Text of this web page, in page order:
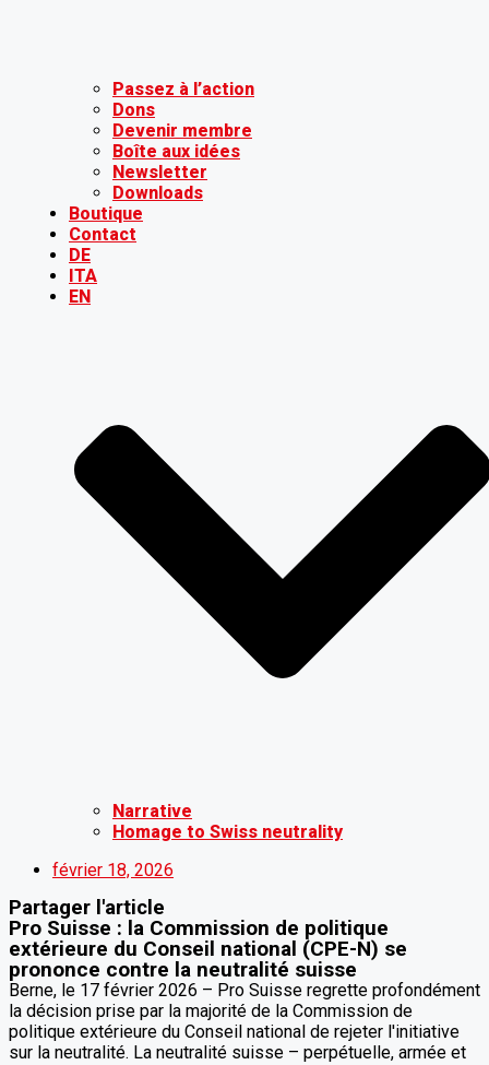
Passez à l’action
Dons
Devenir membre
Boîte aux idées
Newsletter
Downloads
Boutique
Contact
DE
ITA
EN
Narrative
Homage to Swiss neutrality
février 18, 2026
Partager l'article
Pro Suisse : la Commission de politique
extérieure du Conseil national (CPE-N) se
prononce contre la neutralité suisse
Berne, le 17 février 2026 – Pro Suisse regrette profondément
la décision prise par la majorité de la Commission de
politique extérieure du Conseil national de rejeter l'initiative
sur la neutralité. La neutralité suisse – perpétuelle, armée et